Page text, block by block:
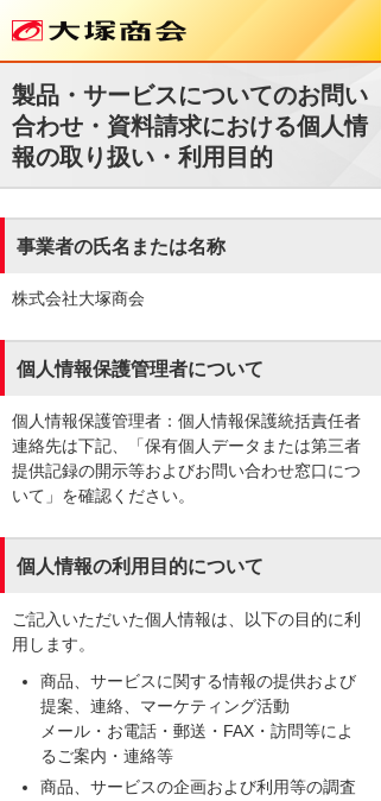
製品・サービスについてのお問い
合わせ・資料請求における個人情
報の取り扱い・利用目的
事業者の氏名または名称
株式会社大塚商会
個人情報保護管理者について
個人情報保護管理者：個人情報保護統括責任者
連絡先は下記、「保有個人データまたは第三者
提供記録の開示等およびお問い合わせ窓口につ
いて」を確認ください。
個人情報の利用目的について
ご記入いただいた個人情報は、以下の目的に利
用します。
商品、サービスに関する情報の提供および
提案、連絡、マーケティング活動
メール・お電話・郵送・FAX・訪問等によ
るご案内・連絡等
商品、サービスの企画および利用等の調査